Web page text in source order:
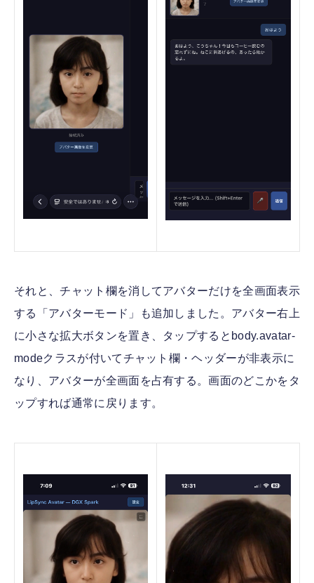
それと、チャット欄を消してアバターだけを全画面表示
する「アバターモード」も追加しました。アバター右上
に小さな拡大ボタンを置き、タップするとbody.avatar-
modeクラスが付いてチャット欄・ヘッダーが非表示に
なり、アバターが全画面を占有する。画面のどこかをタ
ップすれば通常に戻ります。